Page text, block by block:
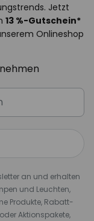
Jetzt
13 %-Gutschein*
Onlineshop
an und erhalten
und Leuchten,
Produkte, Rabatt-
Aktionspakete,